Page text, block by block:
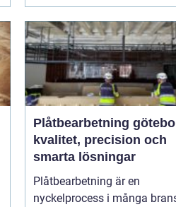
Plåtbearbetning
kvalitet, precision och
smarta lösningar
Plåtbearbetning är en
nyckelprocess i många